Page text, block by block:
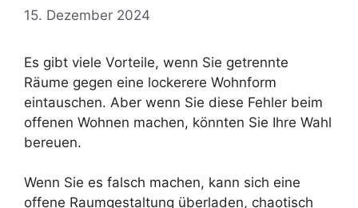
15. Dezember 2024
Es gibt viele Vorteile, wenn Sie getrennte
Räume gegen eine lockerere Wohnform
eintauschen. Aber wenn Sie diese Fehler beim
offenen Wohnen machen, könnten Sie Ihre Wahl
bereuen.
Wenn Sie es falsch machen, kann sich eine
offene Raumgestaltung überladen, chaotisch